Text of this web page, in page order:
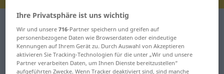
Deutsch-Serbisch Übersetzung für
"einschieben"
Ihre Privatsphäre ist uns wichtig
Wir und unsere716-Partner speichern und greifen auf
personenbezogene Daten wie Browserdaten oder eindeutige
Kennungen auf Ihrem Gerät zu. Durch Auswahl von Akzeptieren
aktivieren Sie Tracking-Technologien für die unter „Wir und unsere
Partner verarbeiten Daten, um Ihnen Dienste bereitzustellen“
aufgeführten Zwecke. Wenn Tracker deaktiviert sind, sind manche